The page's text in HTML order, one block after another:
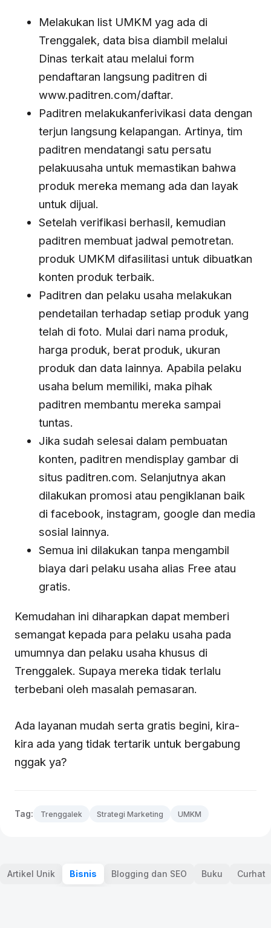
Melakukan list UMKM yag ada di
Trenggalek, data bisa diambil melalui
Dinas terkait atau melalui form
pendaftaran langsung paditren di
www.paditren.com/daftar.
Paditren melakukanferivikasi data dengan
terjun langsung kelapangan. Artinya, tim
paditren mendatangi satu persatu
pelakuusaha untuk memastikan bahwa
produk mereka memang ada dan layak
untuk dijual.
Setelah verifikasi berhasil, kemudian
paditren membuat jadwal pemotretan.
produk UMKM difasilitasi untuk dibuatkan
konten produk terbaik.
Paditren dan pelaku usaha melakukan
pendetailan terhadap setiap produk yang
telah di foto. Mulai dari nama produk,
harga produk, berat produk, ukuran
produk dan data lainnya. Apabila pelaku
usaha belum memiliki, maka pihak
paditren membantu mereka sampai
tuntas.
Jika sudah selesai dalam pembuatan
konten, paditren mendisplay gambar di
situs paditren.com. Selanjutnya akan
dilakukan promosi atau pengiklanan baik
di facebook, instagram, google dan media
sosial lainnya.
Semua ini dilakukan tanpa mengambil
biaya dari pelaku usaha alias Free atau
gratis.
Kemudahan ini diharapkan dapat memberi
semangat kepada para pelaku usaha pada
umumnya dan pelaku usaha khusus di
Trenggalek. Supaya mereka tidak terlalu
terbebani oleh masalah pemasaran.
Ada layanan mudah serta gratis begini, kira-
kira ada yang tidak tertarik untuk bergabung
nggak ya?
Tag: Trenggalek Strategi Marketing UMKM
Artikel Unik Bisnis Blogging dan SEO Buku Curhat